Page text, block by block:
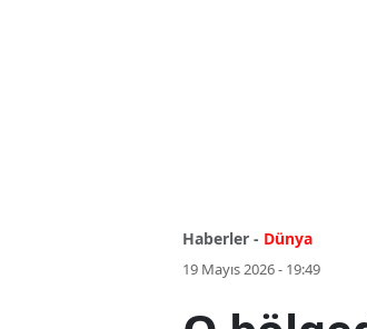
Haberler - Dünya
19 Mayıs 2026 - 19:49